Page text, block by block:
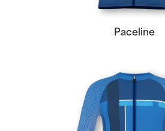
Paceline